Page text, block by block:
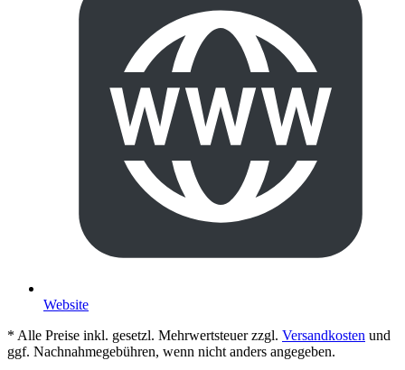
Website
* Alle Preise inkl. gesetzl. Mehrwertsteuer zzgl. Versandkosten und
ggf. Nachnahmegebühren, wenn nicht anders angegeben.